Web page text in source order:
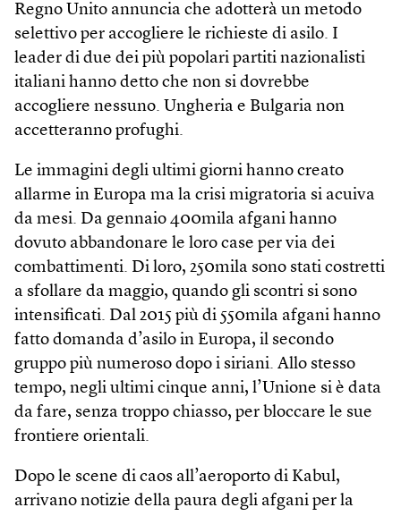
Regno Unito annuncia che adotterà un metodo
selettivo per accogliere le richieste di asilo. I
leader di due dei più popolari partiti nazionalisti
italiani hanno detto che non si dovrebbe
accogliere nessuno. Ungheria e Bulgaria non
accetteranno profughi.
Le immagini degli ultimi giorni hanno creato
allarme in Europa ma la crisi migratoria si acuiva
da mesi. Da gennaio 400mila afgani hanno
dovuto abbandonare le loro case per via dei
combattimenti. Di loro, 250mila sono stati costretti
a sfollare da maggio, quando gli scontri si sono
intensificati. Dal 2015 più di 550mila afgani hanno
fatto domanda d’asilo in Europa, il secondo
gruppo più numeroso dopo i siriani. Allo stesso
tempo, negli ultimi cinque anni, l’Unione si è data
da fare, senza troppo chiasso, per bloccare le sue
frontiere orientali.
Dopo le scene di caos all’aeroporto di Kabul,
arrivano notizie della paura degli afgani per la